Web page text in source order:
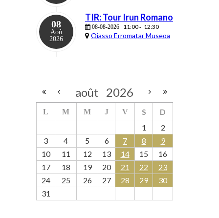
08
Aoû
2026
TIR: Tour Irun Romano
08-08-2026 11:00- 12:30
Oiasso Erromatar Museoa
août 2026
L M M J V S
D
1
2
3
4 5 6 7 8
9
10
11 12 13 14 15
16
17
18 19 20 21 22
23
24
25 26 27 28 29
30
31